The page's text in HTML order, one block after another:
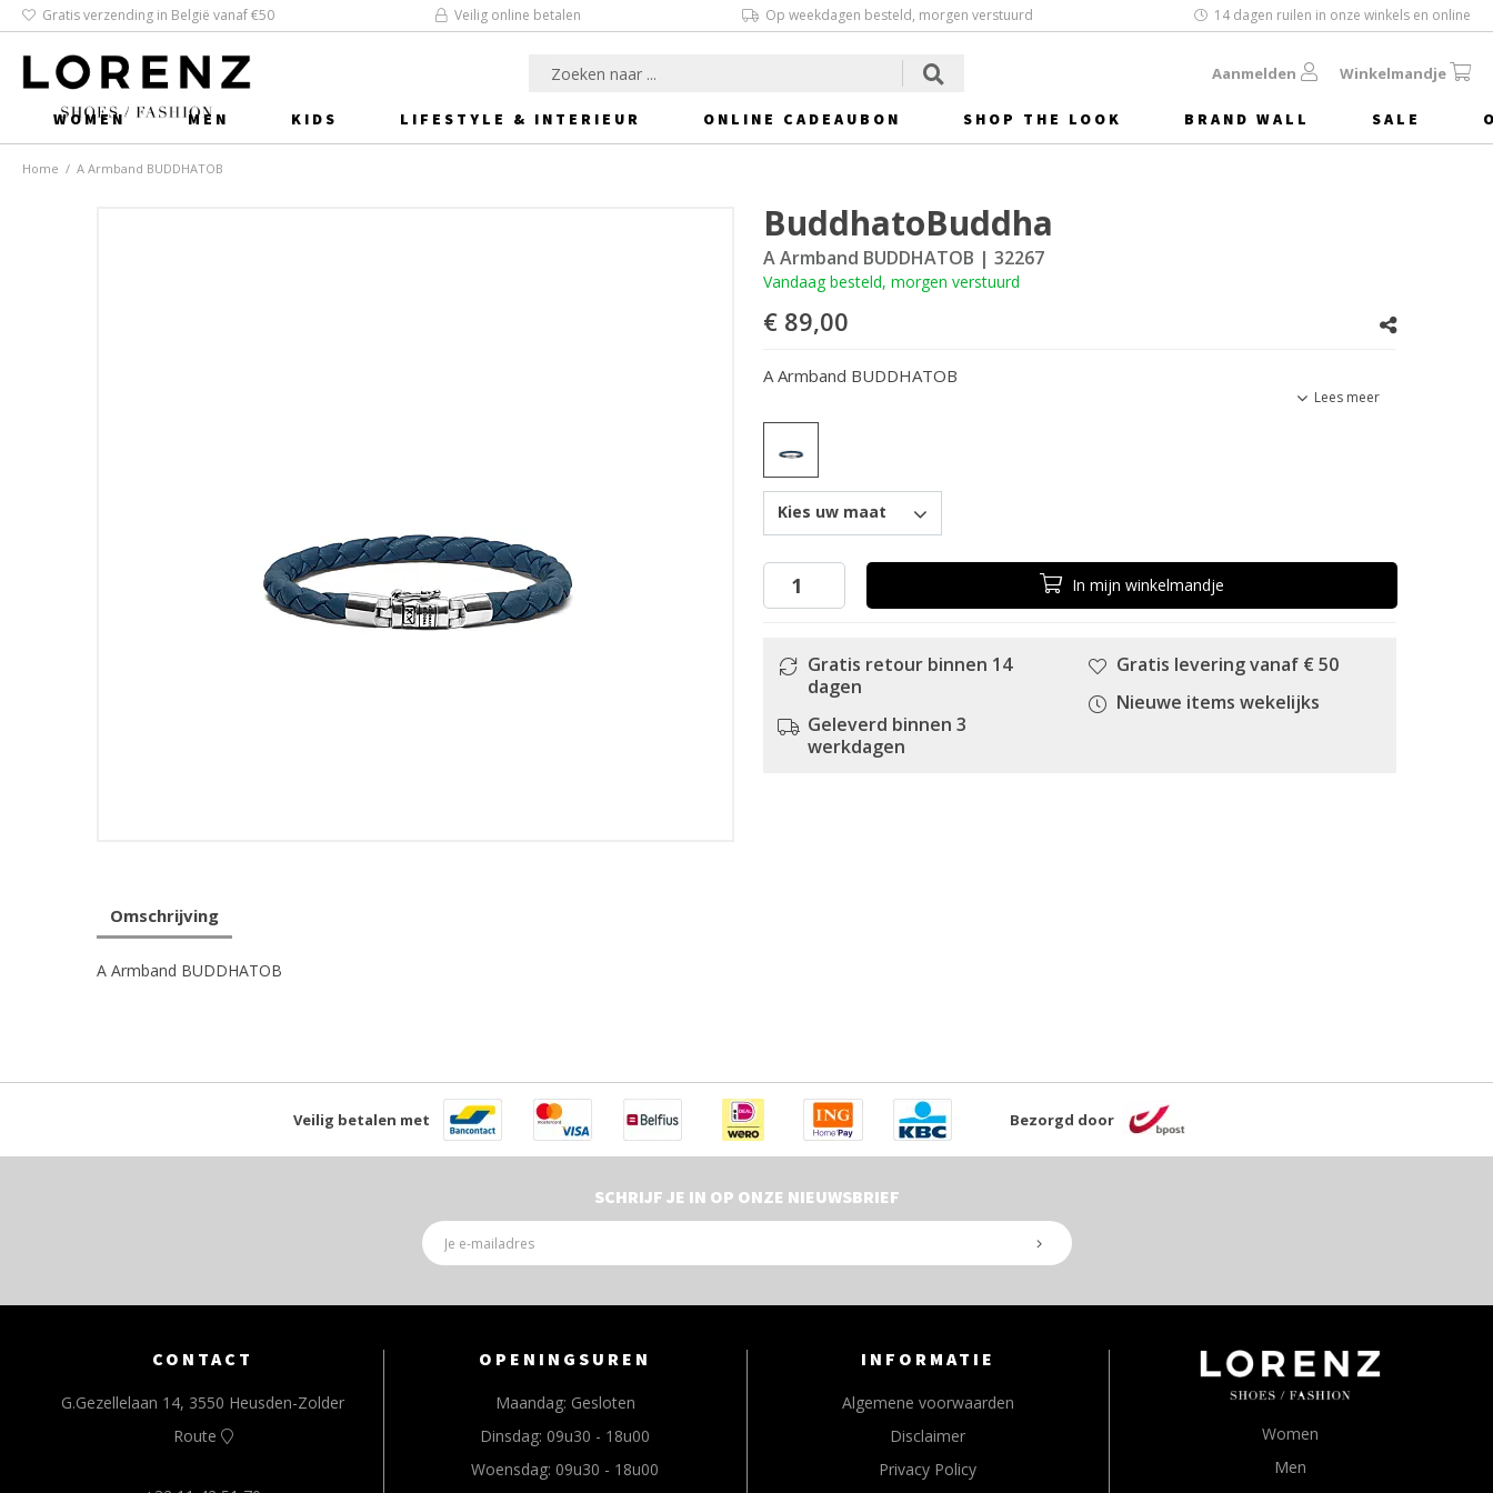
Gratis verzending in België vanaf €50 Veilig online betalen Op weekdagen besteld, morgen verstuurd 14 dagen ruilen in onze winkels en online
Aanmelden Winkelmandje
WOMEN MEN KIDS LIFESTYLE & INTERIEUR ONLINE CADEAUBON SHOP THE LOOK BRAND WALL SALE
Home / A Armband BUDDHATOB
BuddhatoBuddha
A Armband BUDDHATOB | 32267
Vandaag besteld, morgen verstuurd
€ 89,00
A Armband BUDDHATOB
Lees meer
Kies uw maat
In mijn winkelmandje
Gratis retour binnen 14
dagen
Geleverd binnen 3
werkdagen
Gratis levering vanaf € 50
Nieuwe items wekelijks
Omschrijving
A Armband BUDDHATOB
Veilig betalen met Bezorgd door
SCHRIJF JE IN OP ONZE NIEUWSBRIEF
CONTACT
G.Gezellelaan 14, 3550 Heusden-Zolder
Route
OPENINGSUREN
Maandag: Gesloten
Dinsdag: 09u30 - 18u00
Woensdag: 09u30 - 18u00
INFORMATIE
Algemene voorwaarden
Disclaimer
Privacy Policy
Women
Men